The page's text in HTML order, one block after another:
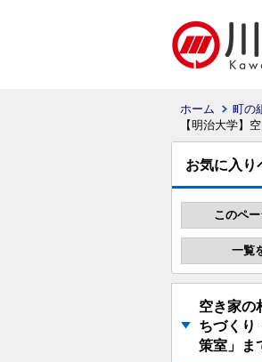
ホーム 町の
【明治大学】
お気に入り
空き家の
ちづくり
策室」ま